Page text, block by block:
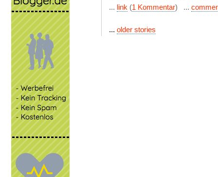
... link (1 Kommentar) ...
... older stories